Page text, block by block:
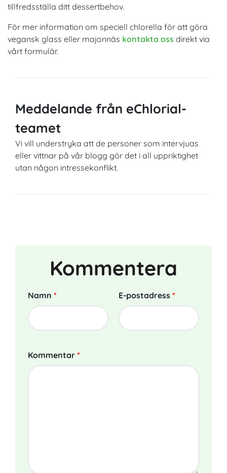
tillfredsställa ditt dessertbehov.
För mer information om speciell chlorella för att göra
vegansk glass eller majonnäs kontakta oss direkt via
vårt formulär.
Meddelande från eChlorial-
teamet
Vi vill understryka att de personer som intervjuas
eller vittnar på vår blogg gör det i all uppriktighet
utan någon intressekonflikt.
Kommentera
Namn * E-postadress *
Kommentar *